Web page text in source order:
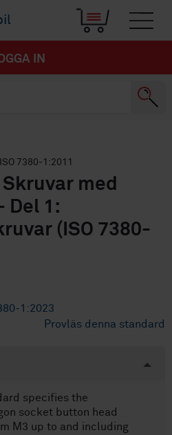
IN
7380-1:2011
med
Del 1:
(ISO 7380-
1:2023
Provläs denna standard
specifies the
socket button head
M3 up to and including